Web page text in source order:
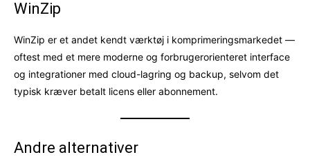
WinZip
WinZip er et andet kendt værktøj i komprimeringsmarkedet —
oftest med et mere moderne og forbrugerorienteret interface
og integrationer med cloud-lagring og backup, selvom det
typisk kræver betalt licens eller abonnement.
Andre alternativer